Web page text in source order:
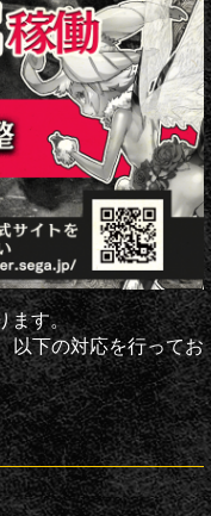
ます。
以下の対応を行ってお